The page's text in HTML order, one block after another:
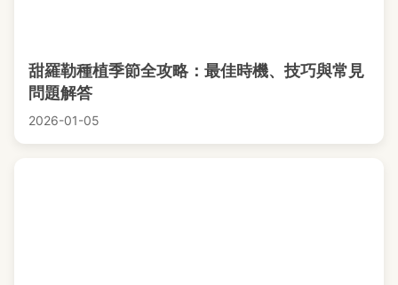
甜羅勒種植季節全攻略：最佳時機、技巧與常見
問題解答
2026-01-05